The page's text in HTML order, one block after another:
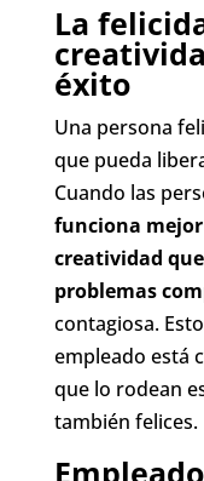
La
éxito
Una persona
que pueda
Cuando las
funciona
creatividad
problemas
contagiosa.
empleado está
que lo rodean
también felices.